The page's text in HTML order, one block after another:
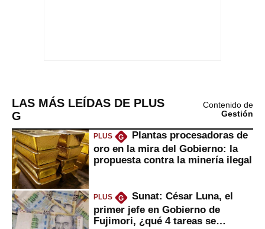
LAS MÁS LEÍDAS DE PLUS
G
Contenido de
Gestión
PLUS G
Plantas procesadoras de
oro en la mira del Gobierno: la
propuesta contra la minería ilegal
PLUS G
Sunat: César Luna, el
primer jefe en Gobierno de
Fujimori, ¿qué 4 tareas se